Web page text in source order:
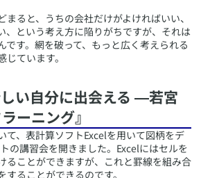
まると、うちの会社だけがよければいい、
、という考え方に陥りがちですが、それは
です。網を破って、もっと広く考えられる
ています。
い自分に出会える ―若宮
ーニング』
て、表計算ソフトExcelを用いて図柄をデ
の講習会を開きました。Excelにはセルを
ることができますが、これと罫線を組み合
ることができるのです。